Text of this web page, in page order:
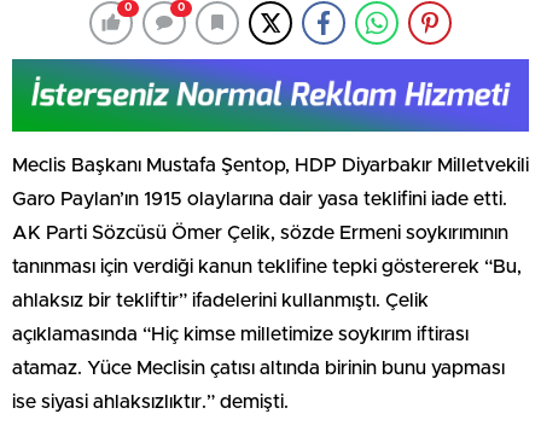
0 0
Meclis Başkanı Mustafa Şentop, HDP Diyarbakır Milletvekili
Garo Paylan’ın 1915 olaylarına dair yasa teklifini iade etti.
AK Parti Sözcüsü Ömer Çelik, sözde Ermeni soykırımının
tanınması için verdiği kanun teklifine tepki göstererek “Bu,
ahlaksız bir tekliftir” ifadelerini kullanmıştı. Çelik
açıklamasında “Hiç kimse milletimize soykırım iftirası
atamaz. Yüce Meclisin çatısı altında birinin bunu yapması
ise siyasi ahlaksızlıktır.” demişti.